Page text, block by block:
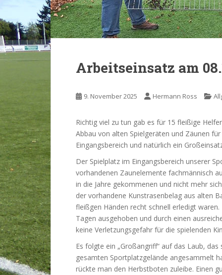
Arbeitseinsatz am
9. November 2025 Hermann Ross
Richtig viel zu tun gab es für 15 fleißige
Abbau von alten Spielgeräten und Zäunen
Eingangsbereich und natürlich ein
Der Spielplatz im Eingangsbereich unserer
vorhandenen Zaunelemente fachmännisch
in die Jahre gekommenen und nicht mehr
der vorhandene Kunstrasenbelag aus alten
fleißgen Händen recht schnell erledigt
Tagen ausgehoben und durch einen
keine Verletzungsgefahr für die spielenden
Es folgte ein „Großangriff“ auf das Laub,
gesamten Sportplatzgelände angesammelt
rückte man den Herbstboten zuleibe. Einen